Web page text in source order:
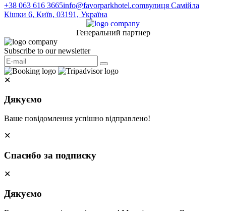
+38 063 616 3665info@favorparkhotel.comвулиця Самійла
Кішки 6, Київ, 03191, Україна
Генеральний партнер
Subscribe to our newsletter
✕
Дякуємо
Ваше повідомлення успішно відправлено!
✕
Спасибо за подписку
✕
Дякуємо